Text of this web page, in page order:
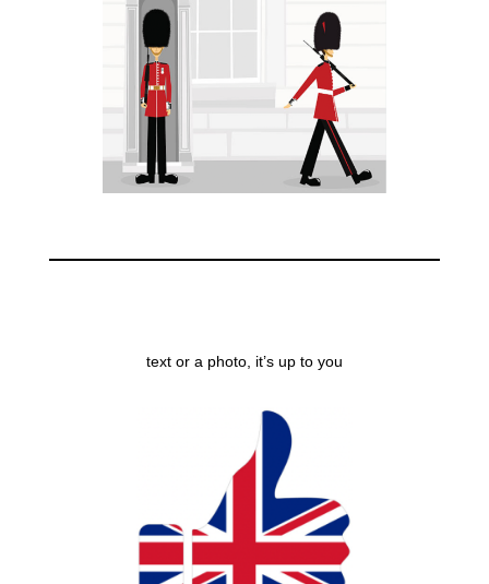
text or a photo, it’s up to you